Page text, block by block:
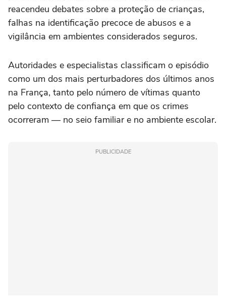
reacendeu debates sobre a proteção de crianças,
falhas na identificação precoce de abusos e a
vigilância em ambientes considerados seguros.
Autoridades e especialistas classificam o episódio
como um dos mais perturbadores dos últimos anos
na França, tanto pelo número de vítimas quanto
pelo contexto de confiança em que os crimes
ocorreram — no seio familiar e no ambiente escolar.
PUBLICIDADE